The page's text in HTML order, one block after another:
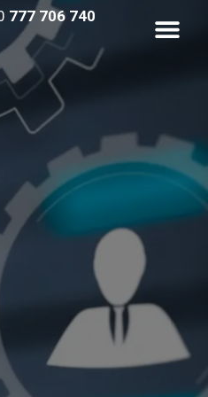
777 706 740